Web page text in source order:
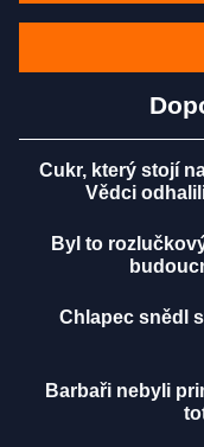
Cukr, který stojí
Vědci
Byl to
Chlapec snědl
Barbaři nebyli